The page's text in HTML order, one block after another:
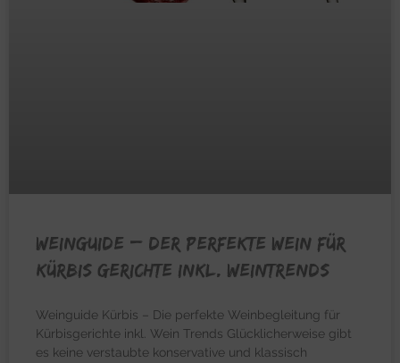
WEINGUIDE – Der perfekte Wein für
Kürbis Gerichte inkl. Weintrends
Weinguide Kürbis – Die perfekte Weinbegleitung für
Kürbisgerichte inkl. Wein Trends Glücklicherweise gibt
es keine verstaubte konservative und klassisch